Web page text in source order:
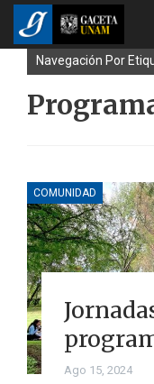
Navegación Por
COMUNIDAD
Ago 15, 2024